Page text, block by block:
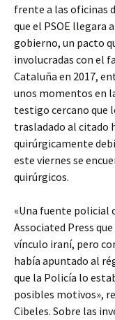
frente a las oficinas
que el PSOE llegara
gobierno, un pacto
involucradas con el
Cataluña en 2017,
unos momentos en
testigo cercano que
trasladado al citado
quirúrgicamente
este viernes se
quirúrgicos.
«Una fuente policial
Associated Press
vínculo iraní, pero
había apuntado al
que la Policía lo
posibles motivos»,
Cibeles. Sobre las